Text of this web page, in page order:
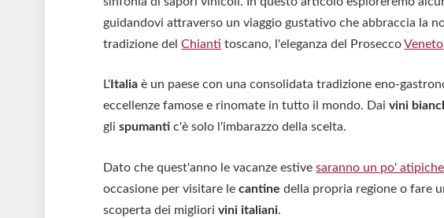
guidandovi attraverso un viaggio gustativo che abbraccia la
tradizione delChianti toscano, l'eleganza del ProseccoVeneto
L' Italia è un paese con una consolidata tradizione eno-
eccellenze famose e rinomate in tutto il mondo. Daivini
glispumantic'è solo l'imbarazzo della scelta.
Dato che quest'anno le vacanze estivesaranno un po' atipiche
occasione per visitare lecantinedella propria regione o fare
scoperta dei migliorivini italiani.